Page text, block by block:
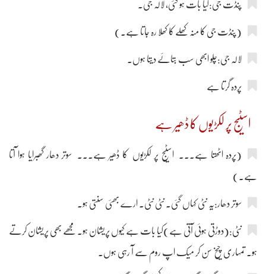
پنڈت جی:کیا بات ہو گئی، لالہ جی۔
(پنڈت جی کا منہ کھلے کا کھلا رہ جاتا ہے۔)
لالہ جی:چلو ابھی سب بتائے دیتا ہوں۔
پردہ گرتا ہے
اسٹیج پر لکڑیوں کا ڈھیر ہے
(پردہ اٹھتا ہے۔۔۔ اسٹیج پر لکڑیوں کا ڈھیر ہے۔۔۔ سوتر دھار گھبرایا ہوا آتا
ہے۔)
سوتر دھار:یہ نٹی کہاں گئی۔ نٹی نٹی۔ ارے بھئی سنتی ہو۔
نٹی:(دوڑتی ہوئی آتی ہے)کیا بات ہے کیوں پریشان ہو۔ مجھے بھی پریشان کرتے
ہو۔ تمہاری چیخ سن کر میک اپ روم سے آ رہی ہوں۔